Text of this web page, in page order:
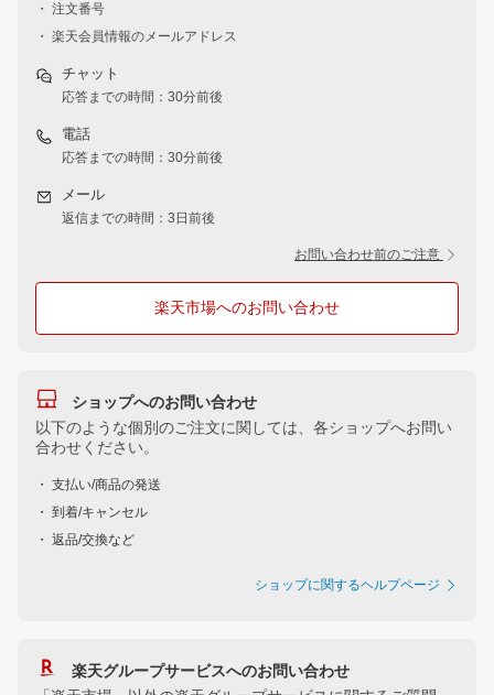
・ 注文番号
・ 楽天会員情報のメールアドレス
チャット
応答までの時間：30分前後
電話
応答までの時間：30分前後
メール
返信までの時間：3日前後
お問い合わせ前のご注意
楽天市場へのお問い合わせ
ショップへのお問い合わせ
以下のような個別のご注文に関しては、各ショップへお問い
合わせください。
・ 支払い/商品の発送
・ 到着/キャンセル
・ 返品/交換など
ショップに関するヘルプページ
楽天グループサービスへのお問い合わせ